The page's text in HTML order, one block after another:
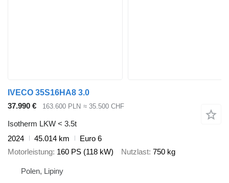
IVECO 35S16HA8 3.0
37.990 €
163.600 PLN ≈ 35.500 CHF
Isotherm LKW < 3.5t
2024
45.014 km
Euro 6
Motorleistung 160 PS (118 kW) Nutzlast 750 kg
Polen, Lipiny